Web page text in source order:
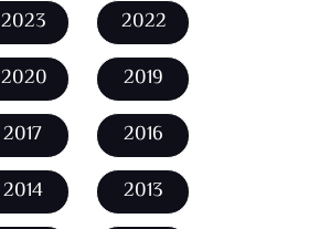
2023
2022
2020
2019
2017
2016
2014
2013